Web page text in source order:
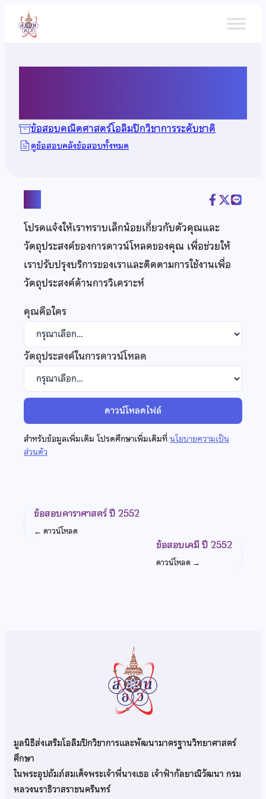
เนื้อหา
ข้อสอบคณิตศาสตร์โอลิมปิกวิชาการระดับชาติ
ดูข้อสอบคลังข้อสอบทั้งหมด
โปรดแจ้งให้เราทราบเล็กน้อยเกี่ยวกับตัวคุณและ
วัตถุประสงค์ของการดาวน์โหลดของคุณ เพื่อช่วยให้
เราปรับปรุงบริการของเราและติดตามการใช้งานเพื่อ
วัตถุประสงค์ด้านการวิเคราะห์
คุณคือใคร
วัตถุประสงค์ในการดาวน์โหลด
ดาวน์โหลดไฟล์
สำหรับข้อมูลเพิ่มเติม โปรดศึกษาเพิ่มเติมที่นโยบายความเป็น
ส่วนตัว
ข้อสอบดาราศาสตร์ ปี 2552
← ดาวน์โหลด
ข้อสอบเคมี ปี 2552
ดาวน์โหลด →
มูลนิธิส่งเสริมโอลิมปิกวิชาการและพัฒนามาตรฐานวิทยาศาสตร์
ศึกษา
ในพระอุปถัมภ์สมเด็จพระเจ้าพี่นางเธอ เจ้าฟ้ากัลยาณิวัฒนา กรม
หลวงนราธิวาสราชนครินทร์